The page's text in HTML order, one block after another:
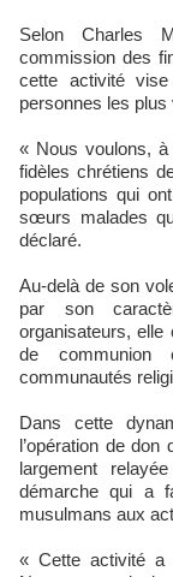
Selon Charles
commission des
cette activité
personnes les plus
« Nous voulons,
fidèles chrétiens
populations qui
sœurs malades
déclaré.
Au-delà de son
par son
organisateurs, elle
de communion
communautés
Dans cette
l’opération de
largement
démarche qui a
musulmans aux
« Cette activité a